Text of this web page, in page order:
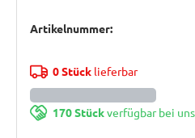
Artikelnummer:
0 Stücklieferbar
170 Stückverfügbar bei